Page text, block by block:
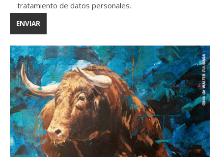
tratamiento de datos personales.